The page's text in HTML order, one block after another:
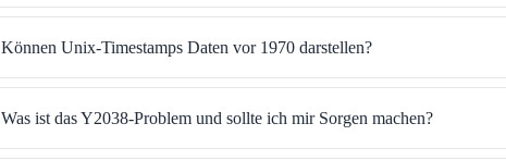
Können Unix-Timestamps Daten vor 1970 darstellen?
Was ist das Y2038-Problem und sollte ich mir Sorgen machen?